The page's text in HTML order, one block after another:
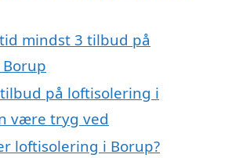
mindst 3 tilbud på
på loftisolering i
være tryg ved
loftisolering i Borup?